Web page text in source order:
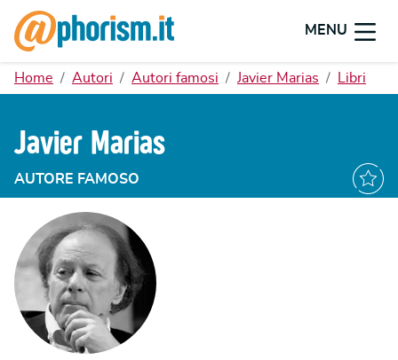
MENU
Home Autori Autori famosi Javier Marias Libri
Javier Marias
AUTORE FAMOSO